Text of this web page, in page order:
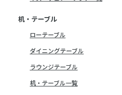
机・テーブル
ローテーブル
ダイニングテーブル
ラウンジテーブル
机・テーブル一覧